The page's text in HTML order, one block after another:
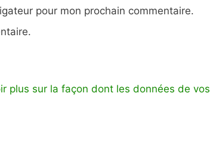
pour mon prochain commentaire.
plus sur la façon dont les données de vos